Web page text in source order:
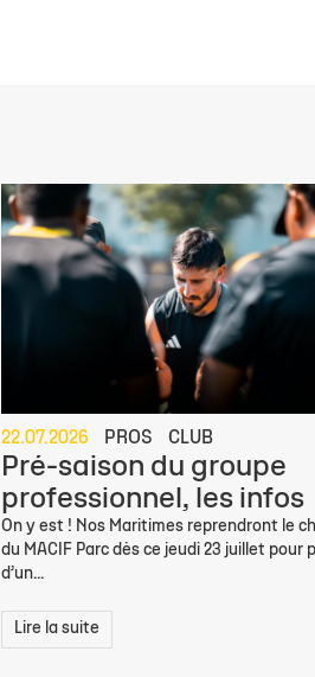
22.07.2026 PROS CLUB
Pré-saison du groupe
professionnel, les infos
On y est ! Nos Maritimes reprendront le
du MACIF Parc dès ce jeudi 23 juillet pour
d’un...
Lire la suite